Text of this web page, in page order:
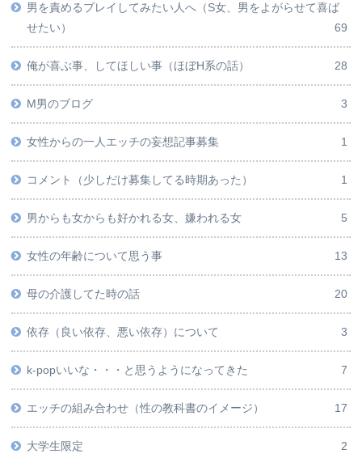
男を責めるプレイしてみたい人へ（S女、男をよがらせて喜ば
せたい）
69
俺が喜ぶ事、してほしい事（ほぼH系の話） 28
M男のブログ 3
女性からの一人エッチの妄想記事募集 1
コメント（少しだけ募集してる時期あった） 1
男からも女からも好かれる女、嫌われる女 5
女性の年齢について思う事 13
母の介護してた時の話 20
依存（良い依存、悪い依存）について 3
k-popいいな・・・と思うようになってきた 7
エッチの組み合わせ（性の教科書のイメージ） 17
大学生限定 2